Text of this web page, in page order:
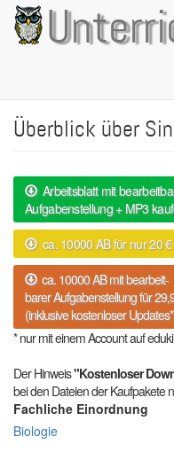
Direkt
zum
Inhalt
Überblick über
Arbeitsblatt mit
Aufgabenstellung + MP3
ca. 10000 AB für nur 20 €
ca. 10000 AB mit bearbeit-
barer Aufgabenstellung für
(inklusive kostenloser
* nur mit einem Account auf
Der Hinweis"Kostenloser
bei den Dateien der Kaufpakete
Fachliche Einordnung
Biologie